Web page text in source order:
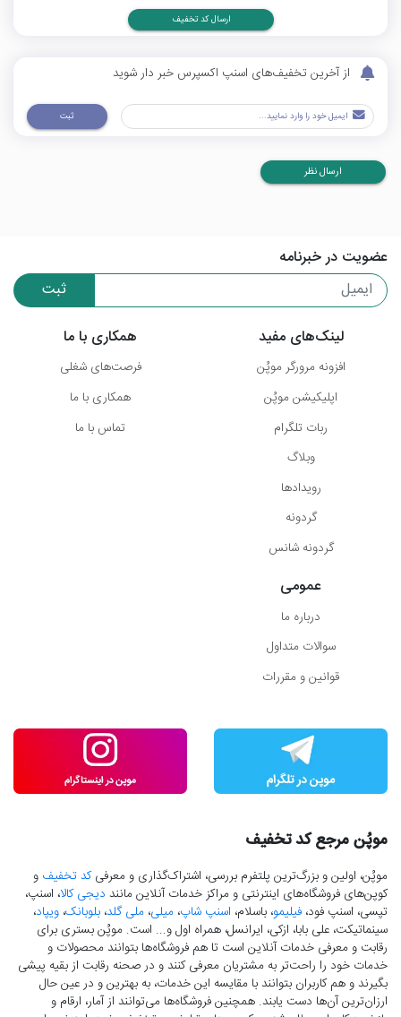
ارسال کد تخفیف
از آخرین تخفیف‌های اسنپ اکسپرس خبر دار شوید
ثبت
ارسال نظر
عضویت در خبرنامه
ثبت
لینک‌های مفید
افزونه مرورگر موپُن
اپلیکیشن موپُن
ربات تلگرام
وبلاگ
رویدادها
گردونه
گردونه شانس
همکاری با ما
فرصت‌های شغلی
همکاری با ما
تماس با ما
عمومی
درباره ما
سوالات متداول
قوانین و مقررات
موپُن مرجع کد تخفیف
موپُن، اولین و بزرگ‌ترین پلتفرم بررسی، اشتراک‌گذاری و معرفیکد تخفیف و
کوپن‌های فروشگاه‌های اینترنتی و مراکز خدمات آنلاین مانند دیجی کالا، اسنپ،
تپسی، اسنپ فود، فیلیمو، باسلام، اسنپ شاپ، میلی، ملی گلد، بلوبانک، ویپاد،
سینماتیکت، علی بابا، ازکی، ایرانسل، همراه اول و... است. موپُن بستری برای
رقابت و معرفی خدمات آنلاین است تا هم فروشگاه‌ها بتوانند محصولات و
خدمات خود را راحت‌تر به مشتریان معرفی کنند و در صحنه رقابت از بقیه پیشی
بگیرند و هم کاربران بتوانند با مقایسه این خدمات، به بهترین و در عین حال
ارزان‌ترین آن‌ها دست‌ یابند. همچنین فروشگاه‌ها می‌توانند از آمار، ارقام و